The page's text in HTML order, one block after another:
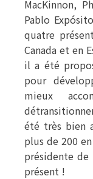
MacKinnon,
Pablo
quatre
Canada et en
il a été
pour
mieux
été très bien
plus de 200
présidente de
présent !